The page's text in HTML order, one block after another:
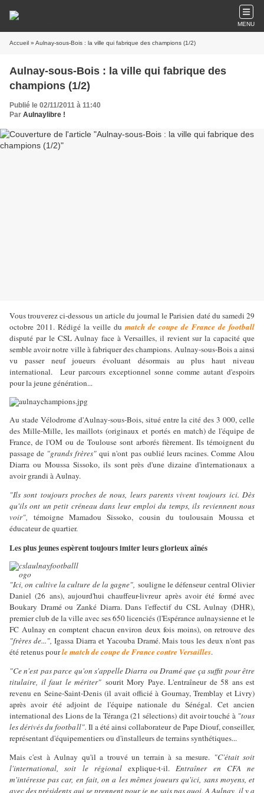
MENU
Accueil » Aulnay-sous-Bois : la ville qui fabrique des champions (1/2)
Aulnay-sous-Bois : la ville qui fabrique des
champions (1/2)
Publié le 02/11/2011 à 11:40
Par Aulnaylibre !
Vous trouverez ci-dessous un article du journal le Parisien daté du samedi 29
octobre 2011. Rédigé la veille du match de coupe de France de football
disputé par le CSL Aulnay face à Versailles, il revient sur la capacité que
semble avoir notre ville à fabriquer des champions. Aulnay-sous-Bois a ainsi
vu passer neuf joueurs évoluant désormais au plus haut niveau
international.
Leur parcours exceptionnel sonne comme autant d'espoirs
pour la jeune génération...
Au stade Vélodrome d'Aulnay-sous-Bois, situé entre la cité des 3 000, celle
des Mille-Mille, les maillots (originaux et portés en match) de l'équipe de
France, de l'OM ou de Toulouse sont arborés fièrement. Ils témoignent du
passage de "grands frères" qui n'ont pas oublié leurs racines. Comme Alou
Diarra ou Moussa Sissoko, ils sont près d'une dizaine d'internationaux a
avoir grandi à Aulnay.
"Ils sont toujours proches de nous, leurs parents vivent toujours ici. Dès
qu'ils ont un petit créneau dans leur emploi du temps, ils reviennent nous
voir",
témoigne Mamadou Sissoko, cousin du toulousain Moussa et
éducateur de quartier.
Les plus jeunes espèrent toujours imiter leurs glorieux aînés
"Ici, on cultive la culture de la gagne", souligne le défenseur central Olivier
Daniel (26 ans), aujourd'hui chauffeur-livreur après avoir été formé avec
Boukary Dramé ou Zanké Diarra. Dans l'effectif du CSL Aulnay (DHR),
premier club de la ville avec ses 650 licenciés (l'Espérance aulnaysienne et le
FC Aulnay en comptent chacun environ deux fois moins), on retrouve des
"frères de...", Igassa Diarra et Yacouba Dramé. Mais tous les deux n'ont pas
été retenus pourle match de coupe de France contre Versailles.
"Ce n'est pas parce qu'on s'appelle Diarra ou Dramé que ça suffit pour être
titulaire, il faut le mériter" sourit Mory Paye. L'entraîneur de 58 ans est
revenu en Seine-Saint-Denis (il avait officié à Gournay, Tremblay et Livry)
après avoir été adjoint de l'équipe nationale du Sénégal. Cet ancien
international des Lions de la Téranga (21 sélections) dit avoir touché à "tous
les dérivés du football". Il a été ainsi collaborateur de Pape Diouf, conseiller,
représentant d'équipementiers ou d'installeurs de terrains synthétiques...
Mais c'est à Aulnay qu'il a trouvé un terrain à sa mesure. "C'était soit
l'international, soit le régionalexplique-t-il.Entraîner en CFA ne
m'intéresse pas car, en fait, on a les mêmes joueurs qu'ici, sans moyens, et